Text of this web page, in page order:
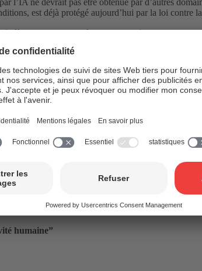
l’IA ne devrait pas être obtenue par d’autres
est déjà protégé aujourd’hui par la loi contre
d’auteur pour accorder une protection aux
attractif commercialement que les œuvres dues
sur ces questions. Cela aussi parce qu’il
droit d’auteur) et une création exclusivement
est passionnant …
humaine”